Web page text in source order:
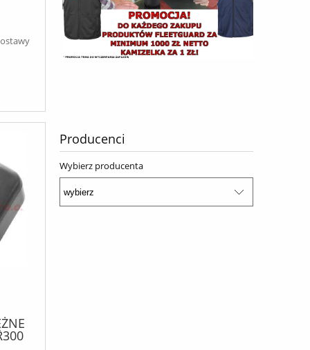
Producenci
Wybierz producenta